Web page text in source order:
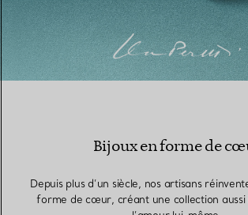
Bijoux en forme de
Depuis plus d’un siècle, nos artisans
forme de cœur, créant une collection aussi